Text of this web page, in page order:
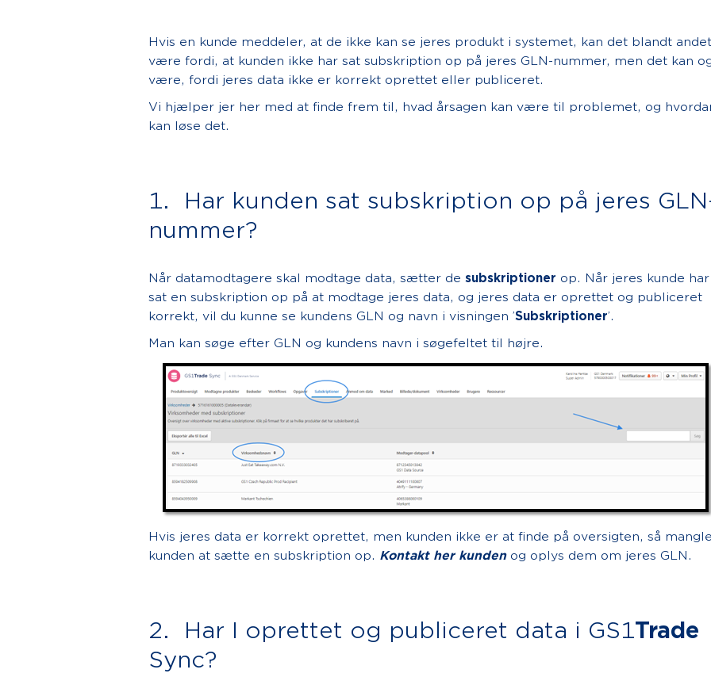
Hvis en kunde meddeler, at de ikke kan se jeres produkt i systemet, kan det blandt andet
være fordi, at kunden ikke har sat subskription op på jeres GLN-nummer, men det kan
være, fordi jeres data ikke er korrekt oprettet eller publiceret.
Vi hjælper jer her med at finde frem til, hvad årsagen kan være til problemet, og
kan løse det.
1. Har kunden sat subskription op på jeres
nummer?
Når datamodtagere skal modtage data, sætter de subskriptioner op. Når jeres kunde har
sat en subskription op på at modtage jeres data, og jeres data er oprettet og publiceret
korrekt, vil du kunne se kundens GLN og navn i visningen ’Subskriptioner’.
Man kan søge efter GLN og kundens navn i søgefeltet til højre.
Hvis jeres data er korrekt oprettet, men kunden ikke er at finde på oversigten, så
kunden at sætte en subskription op. Kontakt her kundenog oplys dem om jeres GLN.
2. Har I oprettet og publiceret data i GS1Trade
Sync?